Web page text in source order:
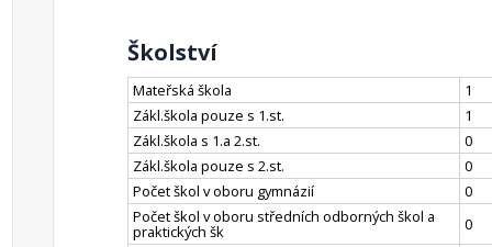
Školství
Mateřská škola
1
Zákl.škola pouze s 1.st.
1
Zákl.škola s 1.a 2.st.
0
Zákl.škola pouze s 2.st.
0
Počet škol v oboru gymnázií
0
Počet škol v oboru středních odborných škol a
praktických šk
0